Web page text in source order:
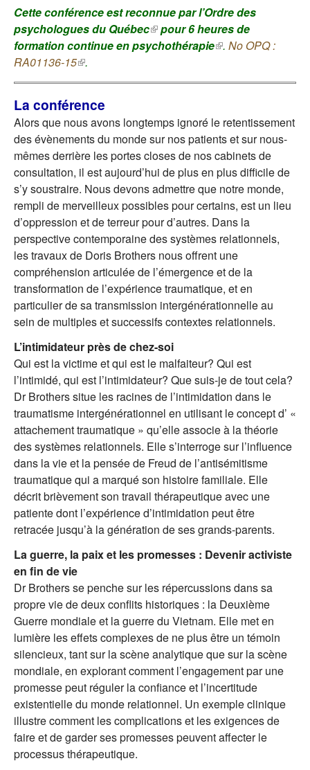
Cette conférence est reconnue par l’Ordre des
psychologues du Québec(le lien est externe)
pour 6 heures de
formation continue en psychothérapie(le lien est
. No OPQ :
RA01136-15(le lien est externe)
.
La conférence
Alors que nous avons longtemps ignoré le retentissement
des évènements du monde sur nos patients et sur nous-
mêmes derrière les portes closes de nos cabinets de
consultation, il est aujourd’hui de plus en plus difficile de
s’y soustraire. Nous devons admettre que notre monde,
rempli de merveilleux possibles pour certains, est un lieu
d’oppression et de terreur pour d’autres. Dans la
perspective contemporaine des systèmes relationnels,
les travaux de Doris Brothers nous offrent une
compréhension articulée de l’émergence et de la
transformation de l’expérience traumatique, et en
particulier de sa transmission intergénérationnelle au
sein de multiples et successifs contextes relationnels.
L’intimidateur près de chez-soi
Qui est la victime et qui est le malfaiteur? Qui est
l’intimidé, qui est l’intimidateur? Que suis-je de tout cela?
Dr Brothers situe les racines de l’intimidation dans le
traumatisme intergénérationnel en utilisant le concept d’ «
attachement traumatique » qu’elle associe à la théorie
des systèmes relationnels. Elle s’interroge sur l’influence
dans la vie et la pensée de Freud de l’antisémitisme
traumatique qui a marqué son histoire familiale. Elle
décrit brièvement son travail thérapeutique avec une
patiente dont l’expérience d’intimidation peut être
retracée jusqu’à la génération de ses grands-parents.
La guerre, la paix et les promesses : Devenir activiste
en fin de vie
Dr Brothers se penche sur les répercussions dans sa
propre vie de deux conflits historiques : la Deuxième
Guerre mondiale et la guerre du Vietnam. Elle met en
lumière les effets complexes de ne plus être un témoin
silencieux, tant sur la scène analytique que sur la scène
mondiale, en explorant comment l’engagement par une
promesse peut réguler la confiance et l’incertitude
existentielle du monde relationnel. Un exemple clinique
illustre comment les complications et les exigences de
faire et de garder ses promesses peuvent affecter le
processus thérapeutique.